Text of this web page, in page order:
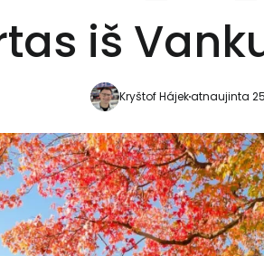
iš
Kryštof Hájekatnaujinta